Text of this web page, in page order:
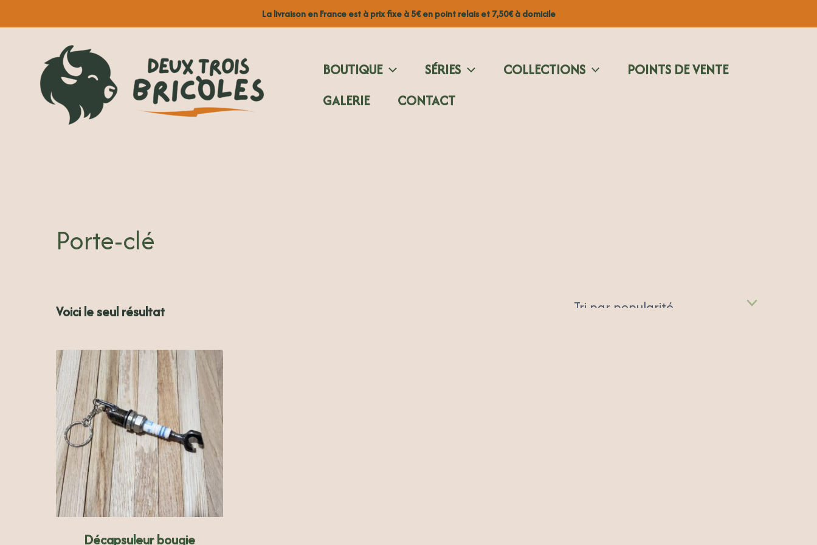
au
La livraison en France est à prix fixe à 5€ en point relais et 7,50€ à domicile
BOUTIQUE SÉRIES COLLECTIONS
POINTS DE VENTE
GALERIE
CONTACT
Porte-clé
Voici le seul résultat
Décapsuleur bougie